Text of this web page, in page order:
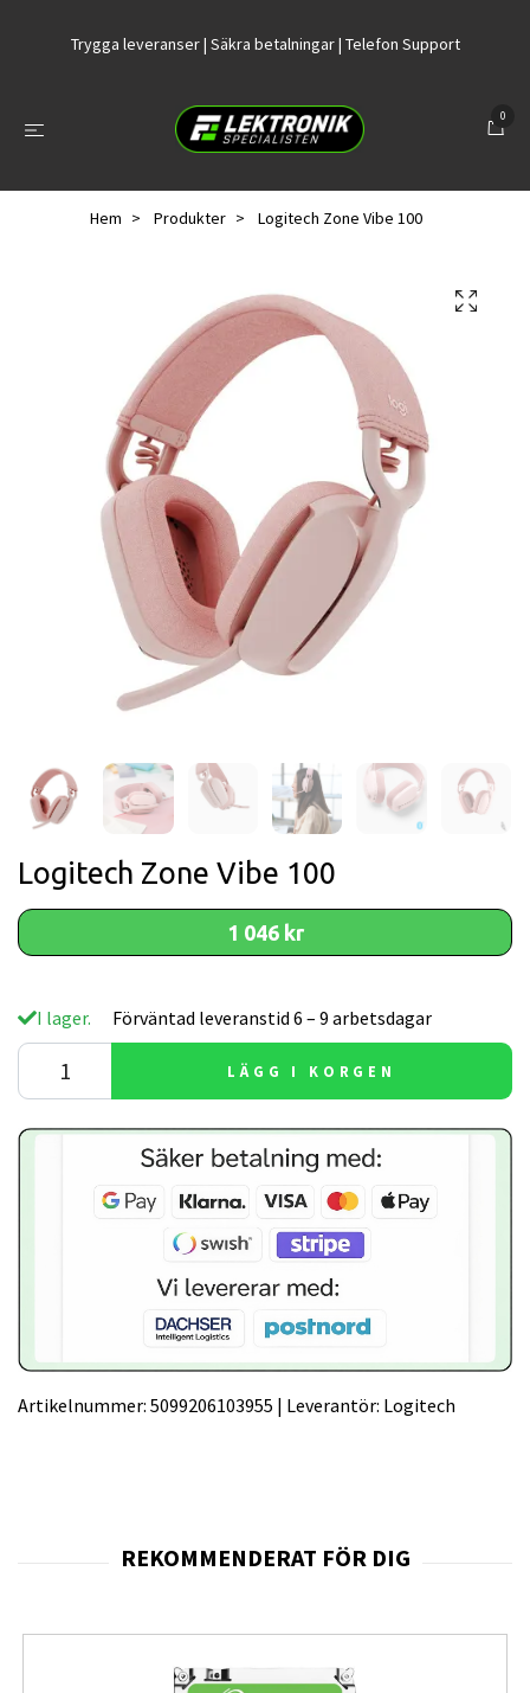
Trygga leveranser | Säkra betalningar | Telefon Support
0
Hem Produkter Logitech Zone Vibe 100
Logitech Zone Vibe 100
1 046 kr
I lager. Förväntad leveranstid 6 – 9 arbetsdagar
LÄGG I KORGEN
Artikelnummer: 5099206103955 | Leverantör: Logitech